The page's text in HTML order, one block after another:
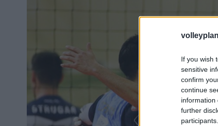
If you wish
sensitive
confirm
continue
information
further